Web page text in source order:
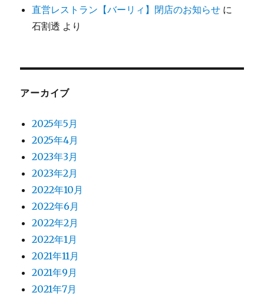
直営レストラン【バーリィ】閉店のお知らせ に
石割透 より
アーカイブ
2025年5月
2025年4月
2023年3月
2023年2月
2022年10月
2022年6月
2022年2月
2022年1月
2021年11月
2021年9月
2021年7月